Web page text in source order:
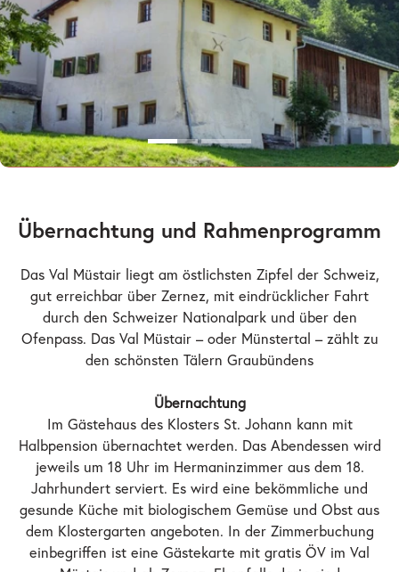
Übernachtung und Rahmenprogramm
Das Val Müstair liegt am östlichsten Zipfel der Schweiz,
gut erreichbar über Zernez, mit eindrücklicher Fahrt
durch den Schweizer Nationalpark und über den
Ofenpass. Das Val Müstair – oder Münstertal – zählt zu
den schönsten Tälern Graubündens
Übernachtung
Im Gästehaus des Klosters St. Johann kann mit
Halbpension übernachtet werden. Das Abendessen wird
jeweils um 18 Uhr im Hermaninzimmer aus dem 18.
Jahrhundert serviert. Es wird eine bekömmliche und
gesunde Küche mit biologischem Gemüse und Obst aus
dem Klostergarten angeboten. In der Zimmerbuchung
einbegriffen ist eine Gästekarte mit gratis ÖV im Val